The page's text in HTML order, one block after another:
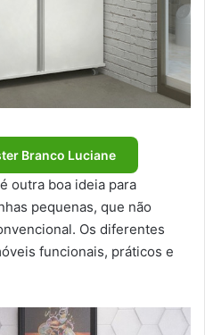
Branco Luciane
é outra boa ideia para
pequenas, que não
Os diferentes
funcionais, práticos e